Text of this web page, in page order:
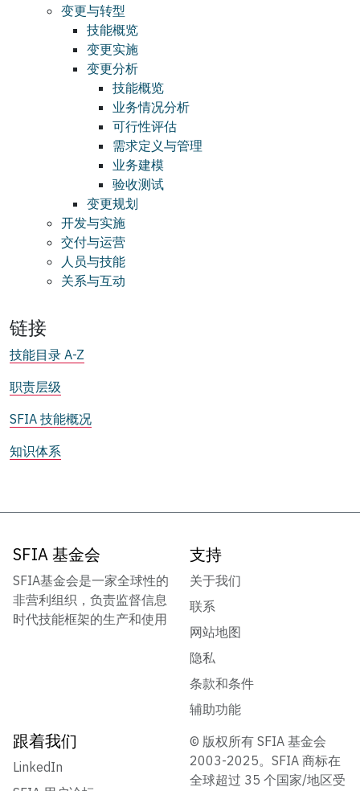
变更与转型
技能概览
变更实施
变更分析
技能概览
业务情况分析
可行性评估
需求定义与管理
业务建模
验收测试
变更规划
开发与实施
交付与运营
人员与技能
关系与互动
链接
技能目录 A-Z
职责层级
SFIA 技能概况
知识体系
SFIA 基金会
SFIA基金会是一家全球性的
非营利组织，负责监督信息
时代技能框架的生产和使用
支持
关于我们
联系
网站地图
隐私
条款和条件
辅助功能
跟着我们
LinkedIn
© 版权所有 SFIA 基金会
2003-2025。SFIA 商标在
全球超过 35 个国家/地区受